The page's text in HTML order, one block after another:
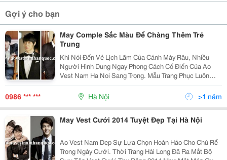
Gợi ý cho bạn
May Comple Sắc Màu Để Chàng Thêm Trẻ
Trung
Khi Nói Đến Vẻ Lịch Lãm Của Cánh Mày Râu, Nhiều
Người Hình Dung Ngay Phong Cách Cổ Điển Của Ao
Vest Nam Ha Noi Sang Trọng. Mẫu Trang Phục Luôn
Giúp Các Quý Ông Hấp Dẫn Hơn. Nhưng Nhiều Chàng
Trai Lại Khá &Quot;E Dè&Quot; Khi Chọn Trang Phục
Vest. Bởi Đôi Khi C
0986 *** *** Hà Nội >1 năm
May Vest Cưới 2014 Tuyệt Đẹp Tại Hà Nội
Ao Vest Nam Dep Sự Lựa Chọn Hoàn Hảo Cho Chú Rể
Trong Ngày Cưới. Thời Trang Hải Long Đã Ra Mắt Bộ